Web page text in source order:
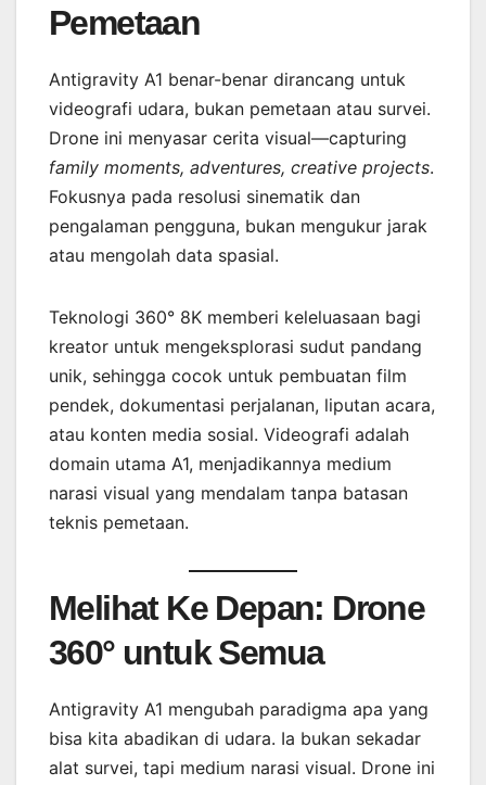
Pemetaan
Antigravity A1 benar-benar dirancang untuk
videografi udara, bukan pemetaan atau survei.
Drone ini menyasar cerita visual—capturing
family moments, adventures, creative projects.
Fokusnya pada resolusi sinematik dan
pengalaman pengguna, bukan mengukur jarak
atau mengolah data spasial.
Teknologi 360° 8K memberi keleluasaan bagi
kreator untuk mengeksplorasi sudut pandang
unik, sehingga cocok untuk pembuatan film
pendek, dokumentasi perjalanan, liputan acara,
atau konten media sosial. Videografi adalah
domain utama A1, menjadikannya medium
narasi visual yang mendalam tanpa batasan
teknis pemetaan.
Melihat Ke Depan: Drone
360° untuk Semua
Antigravity A1 mengubah paradigma apa yang
bisa kita abadikan di udara. Ia bukan sekadar
alat survei, tapi medium narasi visual. Drone ini